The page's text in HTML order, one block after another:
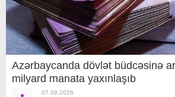
Azərbaycanda dövlət büdcəsinə
milyard manata yaxınlaşıb
07.08.2026